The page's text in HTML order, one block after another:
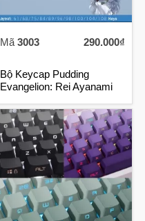
Mã 3003 290.000₫
Bộ Keycap Pudding
Evangelion: Rei Ayanami